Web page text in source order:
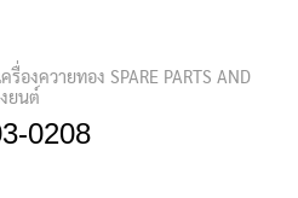
องควายทอง SPARE PARTS AND
ยนต์
0208